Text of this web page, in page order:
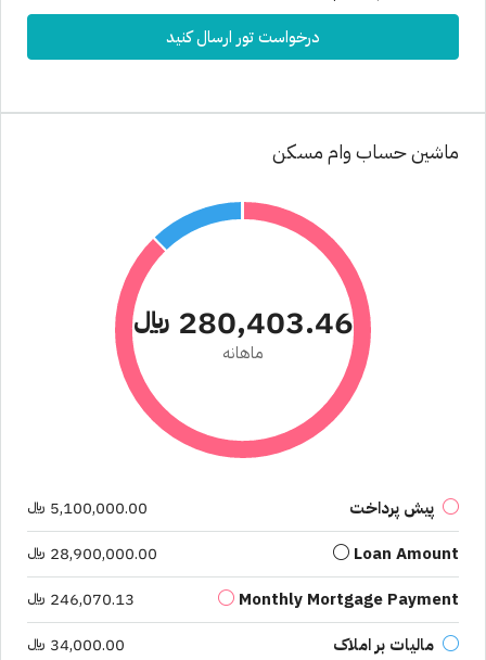
درخواست تور ارسال کنید
ماشین حساب وام مسکن
280,403.46 ﷼
ماهانه
پیش پرداخت
5,100,000.00 ﷼
Loan Amount
28,900,000.00 ﷼
Monthly Mortgage Payment
246,070.13 ﷼
مالیات بر املاک
34,000.00 ﷼